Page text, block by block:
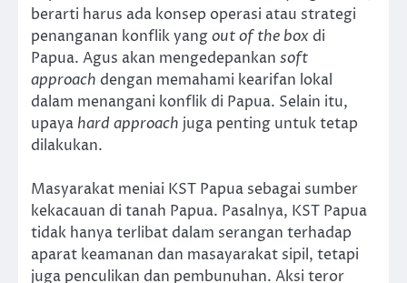
berarti harus ada konsep operasi atau strategi
penanganan konflik yangout of the box di
Papua. Agus akan mengedepankan soft
approach dengan memahami kearifan lokal
dalam menangani konflik di Papua. Selain itu,
upaya hard approach juga penting untuk tetap
dilakukan.
Masyarakat meniai KST Papua sebagai sumber
kekacauan di tanah Papua. Pasalnya, KST Papua
tidak hanya terlibat dalam serangan terhadap
aparat keamanan dan masayarakat sipil, tetapi
juga penculikan dan pembunuhan. Aksi teror